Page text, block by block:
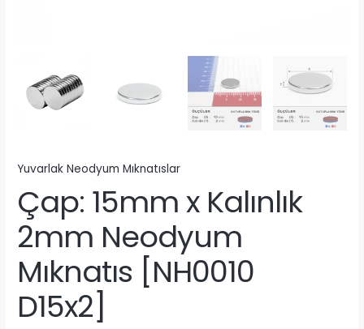
Yuvarlak Neodyum Mıknatıslar
Çap: 15mm x Kalınlık
2mm Neodyum
Mıknatıs [NH0010
D15x2]